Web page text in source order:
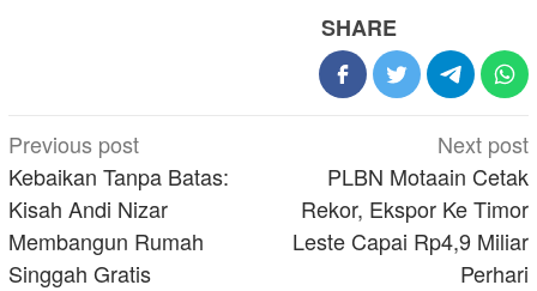
SHARE
Post
navigation
Previous post
Kebaikan Tanpa Batas:
Kisah Andi Nizar
Membangun Rumah
Singgah Gratis
Next post
PLBN Motaain Cetak
Rekor, Ekspor Ke Timor
Leste Capai Rp4,9 Miliar
Perhari